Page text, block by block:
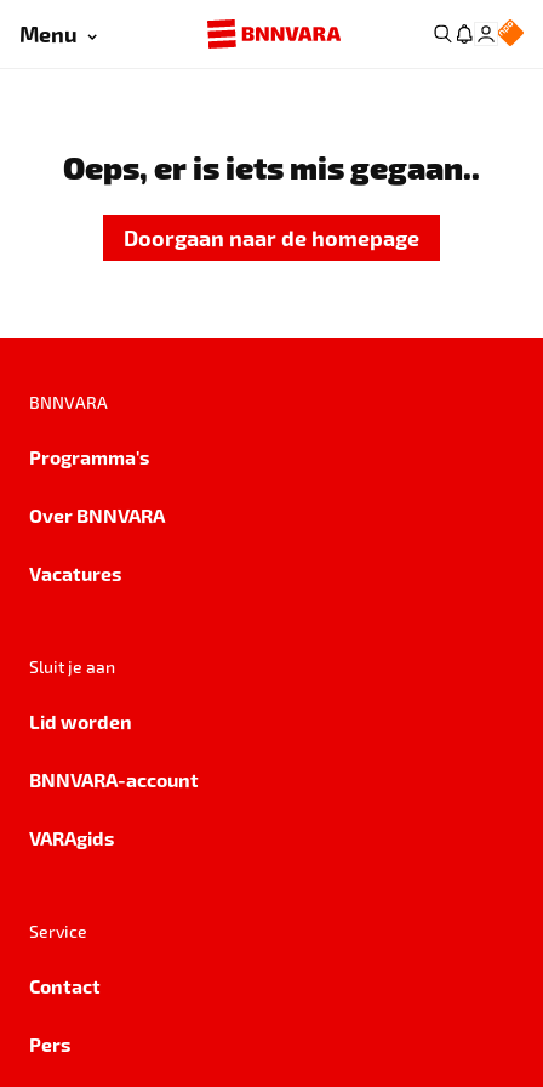
Menu
Oeps, er is iets mis gegaan..
Doorgaan naar de homepage
BNNVARA
Programma's
Over BNNVARA
Vacatures
Sluit je aan
Lid worden
BNNVARA-account
VARAgids
Service
Contact
Pers